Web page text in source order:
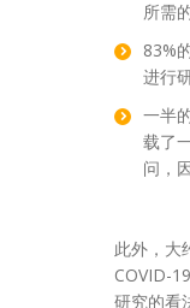
所需
83%
进行
一半
载了
问，
此外，大
COVID-
研究的看